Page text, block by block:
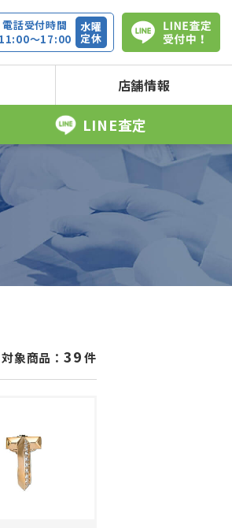
電話受付時間
11:00～17:00
水曜
定休
店舗情報
LINE査定
対象商品： 39 件